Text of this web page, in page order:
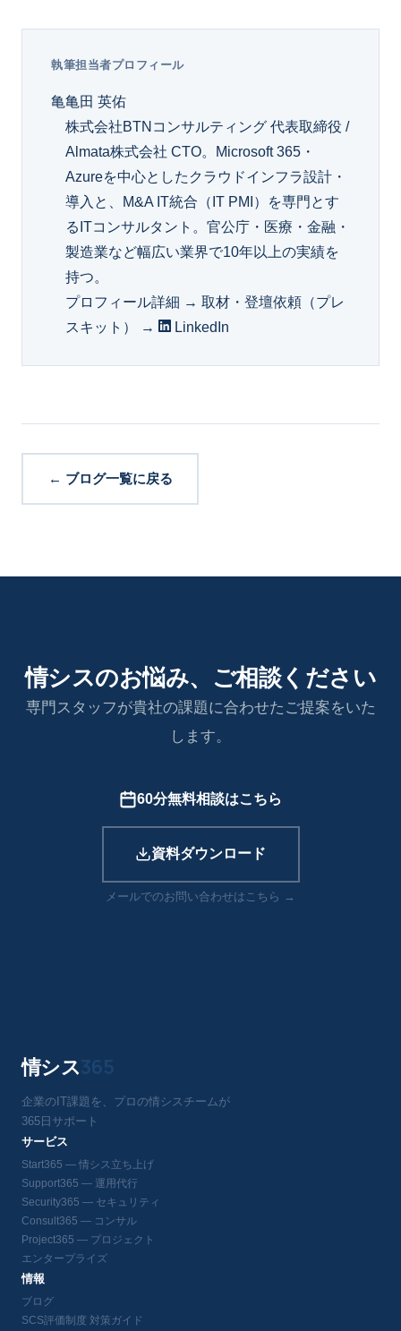
執筆担当者プロフィール
亀亀田 英佑
株式会社BTNコンサルティング 代表取締役 /
Almata株式会社 CTO。Microsoft 365・
Azureを中心としたクラウドインフラ設計・
導入と、M&A IT統合（IT PMI）を専門とす
るITコンサルタント。官公庁・医療・金融・
製造業など幅広い業界で10年以上の実績を
持つ。
プロフィール詳細 → 取材・登壇依頼（プレ
スキット） →
LinkedIn
← ブログ一覧に戻る
情シスのお悩み、ご相談ください
専門スタッフが貴社の課題に合わせたご提案をいた
します。
60分無料相談はこちら
資料ダウンロード
メールでのお問い合わせはこちら →
情シス365
企業のIT課題を、プロの情シスチームが
365日サポート
サービス
Start365 — 情シス立ち上げ
Support365 — 運用代行
Security365 — セキュリティ
Consult365 — コンサル
Project365 — プロジェクト
エンタープライズ
情報
ブログ
SCS評価制度 対策ガイド